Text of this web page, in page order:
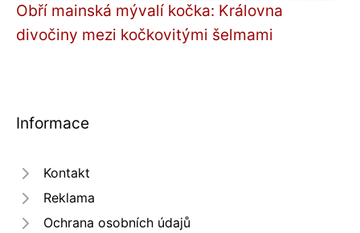
Obří mainská mývalí kočka: Královna
divočiny mezi kočkovitými šelmami
Informace
Kontakt
Reklama
Ochrana osobních údajů